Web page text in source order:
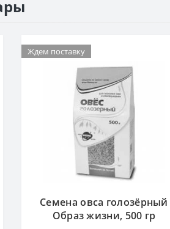
Ждем поставку
Семена овса голозёрный
Образ жизни, 500 гр